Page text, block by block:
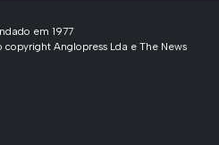
em 1977
copyright Anglopress Lda e The News